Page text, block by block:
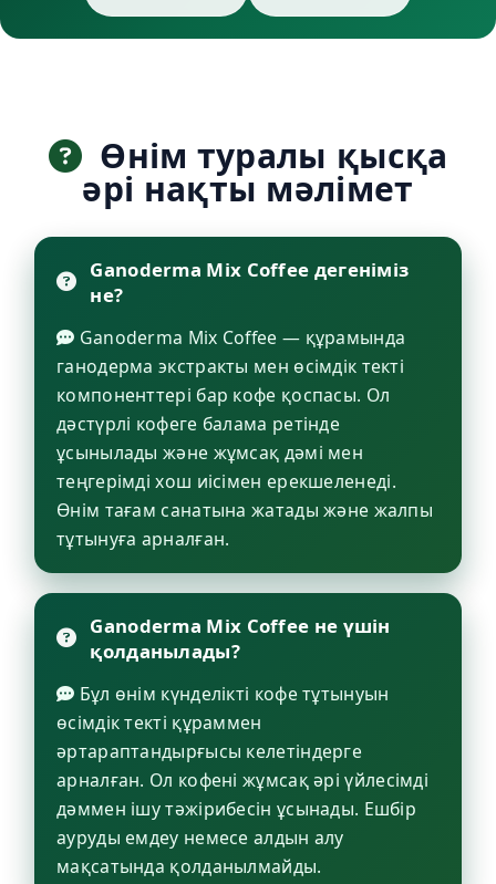
Өнім туралы қысқа
әрі нақты мәлімет
Ganoderma Mix Coffee дегеніміз
не?
Ganoderma Mix Coffee — құрамында
ганодерма экстракты мен өсімдік текті
компоненттері бар кофе қоспасы. Ол
дәстүрлі кофеге балама ретінде
ұсынылады және жұмсақ дәмі мен
теңгерімді хош иісімен ерекшеленеді.
Өнім тағам санатына жатады және жалпы
тұтынуға арналған.
Ganoderma Mix Coffee не үшін
қолданылады?
Бұл өнім күнделікті кофе тұтынуын
өсімдік текті құраммен
әртараптандырғысы келетіндерге
арналған. Ол кофені жұмсақ әрі үйлесімді
дәммен ішу тәжірибесін ұсынады. Ешбір
ауруды емдеу немесе алдын алу
мақсатында қолданылмайды.